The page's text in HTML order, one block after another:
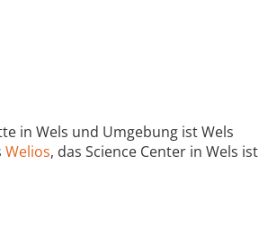
in Wels und Umgebung ist Wels
Welios, das Science Center in Wels ist